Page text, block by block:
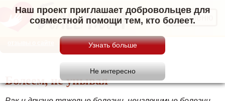
Наш проект приглашает добровольцев для
совместной помощи тем, кто болеет.Меню
Болеем, не унывая